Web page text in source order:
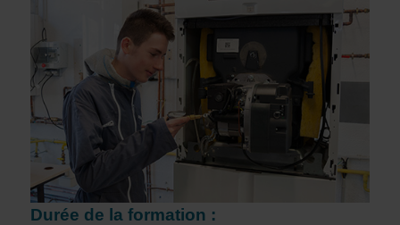
Durée de la formation :